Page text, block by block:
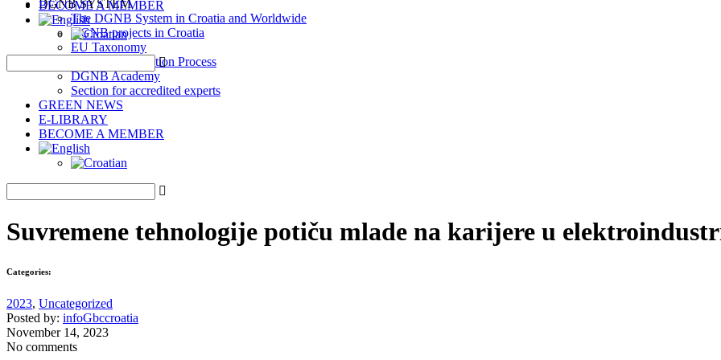
DGNB SYSTEM
The DGNB System in Croatia and Worldwide
DGNB projects in Croatia
EU Taxonomy
DGNB Certification Process
DGNB Academy
Section for accredited experts
GREEN NEWS
E-LIBRARY
BECOME A MEMBER
BECOME A MEMBER
Suvremene tehnologije potiču mlade na karijere u
Categories:
2023, Uncategorized
Posted by: infoGbccroatia
November 14, 2023
No comments